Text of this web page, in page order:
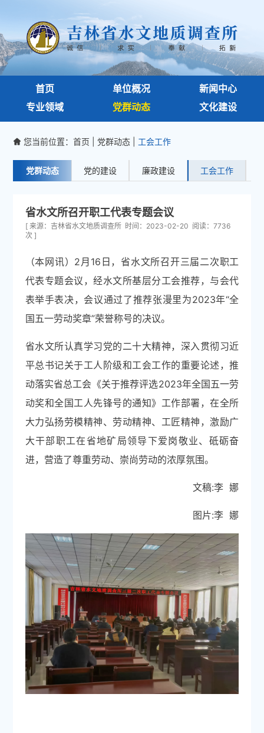
首页 单位概况
新闻中心
专业领域
党群动态 文化建设
 您当前位置：首页 党群动态 工会工作
党群动态 党的建设 廉政建设 工会工作
省水文所召开职工代表专题会议
[ 来源：吉林省水文地质调查所 时间：2023-02-20 阅读：7736
次 ]
（本网讯）2月16日，省水文所召开三届二次职工
代表专题会议，经水文所基层分工会推荐，与会代
表举手表决，会议通过了推荐张漫里为2023年“全
国五一劳动奖章”荣誉称号的决议。
省水文所认真学习党的二十大精神，深入贯彻习近
平总书记关于工人阶级和工会工作的重要论述，推
动落实省总工会《关于推荐评选2023年全国五一劳
动奖和全国工人先锋号的通知》工作部署，在全所
大力弘扬劳模精神、劳动精神、工匠精神，激励广
大干部职工在省地矿局领导下爱岗敬业、砥砺奋
进，营造了尊重劳动、崇尚劳动的浓厚氛围。
文稿:李 娜
图片:李 娜